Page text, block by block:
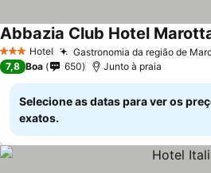
3 EstrelasHotel Gastronomia da região de
Abbazia Club Hotel
7,8 Boa 650 Junto à praia
Selecione as datas para ver os
exatos.